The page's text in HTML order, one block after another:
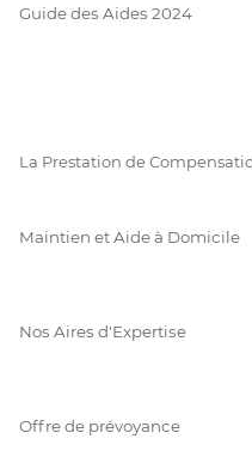
Guide des Aides 2024
La Prestation de
Maintien et Aide à Domicile
Nos Aires d'Expertise
Offre de prévoyance